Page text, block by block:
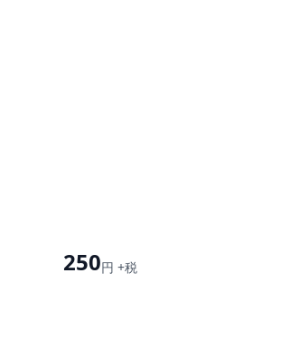
250円 +税